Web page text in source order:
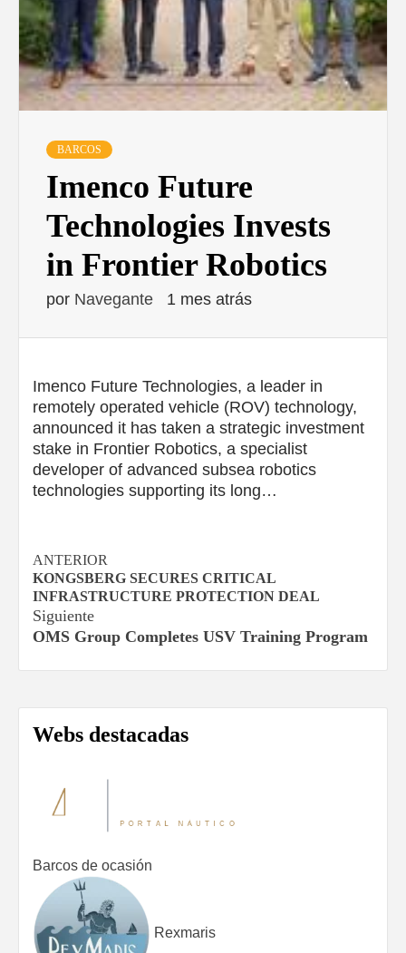
BARCOS
Imenco Future
Technologies Invests
in Frontier Robotics
por Navegante 1 mes atrás
Imenco Future Technologies, a leader in
remotely operated vehicle (ROV) technology,
announced it has taken a strategic investment
stake in Frontier Robotics, a specialist
developer of advanced subsea robotics
technologies supporting its long…
Navegación
de
entradas
ANTERIOR
KONGSBERG SECURES CRITICAL
INFRASTRUCTURE PROTECTION DEAL
Siguiente
OMS Group Completes USV Training Program
Webs destacadas
Barcos de ocasión
Rexmaris